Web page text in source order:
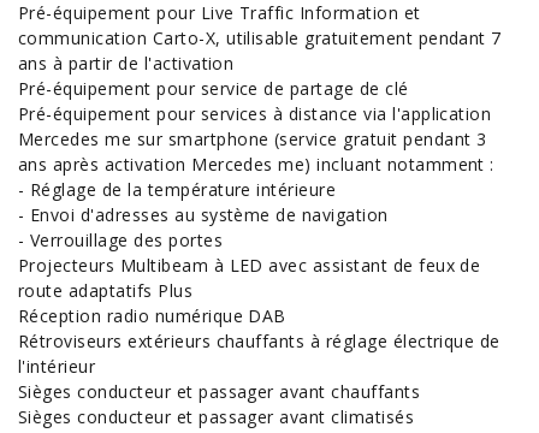
Pré-équipement pour Live Traffic Information et
communication Carto-X, utilisable gratuitement pendant 7
ans à partir de l'activation
Pré-équipement pour service de partage de clé
Pré-équipement pour services à distance via l'application
Mercedes me sur smartphone (service gratuit pendant 3
ans après activation Mercedes me) incluant notamment :
- Réglage de la température intérieure
- Envoi d'adresses au système de navigation
- Verrouillage des portes
Projecteurs Multibeam à LED avec assistant de feux de
route adaptatifs Plus
Réception radio numérique DAB
Rétroviseurs extérieurs chauffants à réglage électrique de
l'intérieur
Sièges conducteur et passager avant chauffants
Sièges conducteur et passager avant climatisés